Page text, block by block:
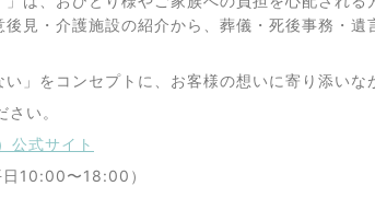
見・介護施設の紹介から、葬儀・死後事務・
い」をコンセプトに、お客様の想いに寄り添い
い。
公式サイト
10:00〜18:00）